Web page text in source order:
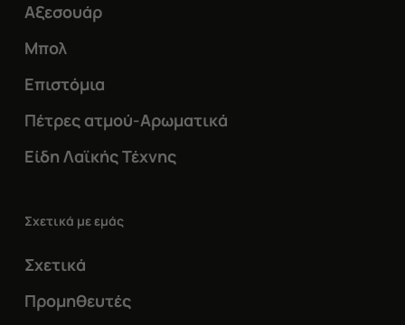
Αξεσουάρ
Μπολ
Επιστόμια
Πέτρες ατμού-Αρωματικά
Είδη Λαϊκής Τέχνης
Σχετικά με εμάς
Σχετικά
Προμηθευτές